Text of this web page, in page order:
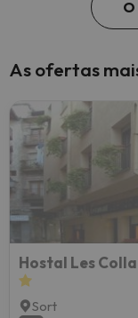
As ofertas
Hostal Les
Sort